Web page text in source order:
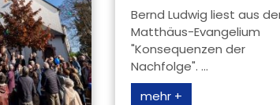
Bernd Ludwig liest aus
Matthäus-Evangelium
"Konsequenzen der
Nachfolge". ...
mehr +